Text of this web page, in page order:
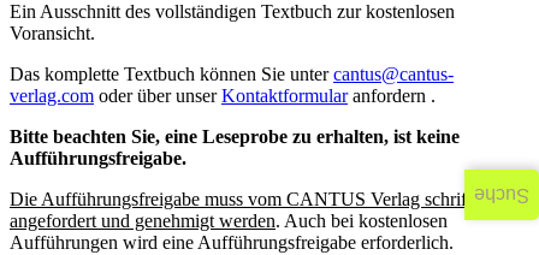
Ein Ausschnitt des vollständigen Textbuch zur kostenlosen
Voransicht.
Das komplette Textbuch können Sie untercantus@cantus-
verlag.com oder über unserKontaktformularanfordern .
Bitte beachten Sie, eine Leseprobe zu erhalten, ist keine
Aufführungsfreigabe.
Die Aufführungsfreigabe muss vom CANTUS Verlag schriftlich
angefordert und genehmigt werden. Auch bei kostenlosen
Aufführungen wird eine Aufführungsfreigabe erforderlich.
Suche